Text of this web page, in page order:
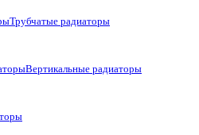
Трубчатые радиаторы
Вертикальные радиаторы